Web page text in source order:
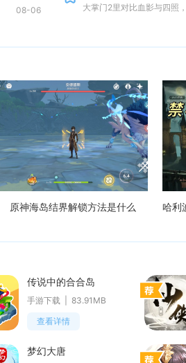
08-06
原神海岛结界解锁方法是什么
传说中的合合岛
手游下载
83.91MB
查看详情
梦幻大唐